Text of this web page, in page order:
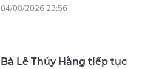
04/08/2026 23:56
Bà Lê Thúy Hằng tiếp tục